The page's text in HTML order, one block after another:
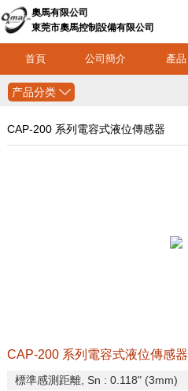
奧馬有限公司
東莞市奧馬控制設備有限公司
首頁 公司簡介 產品
产品分类
CAP-200 系列電容式液位傳感器
CAP-200 系列電容式液位傳感器
標準感測距離, Sn : 0.118" (3mm)